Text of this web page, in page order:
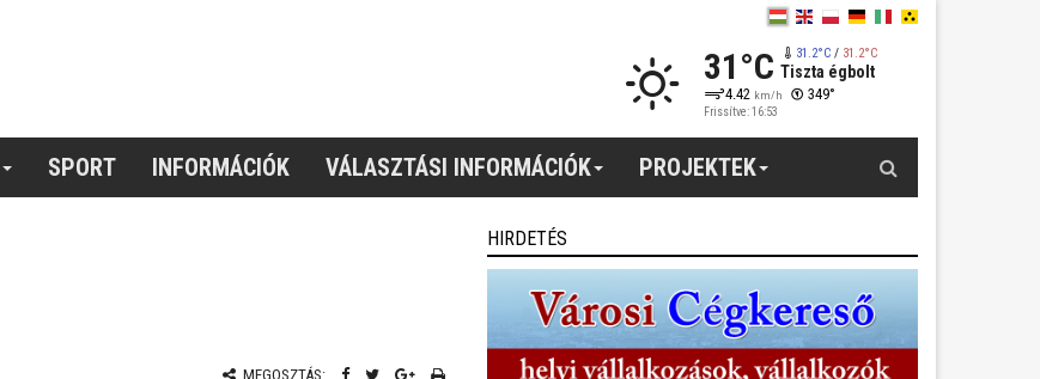
31°C 31.2°C/ 31.2°C
Tiszta égbolt
4.42 km/h 349°
Frissítve: 16:53
SPORT INFORMÁCIÓK VÁLASZTÁSI INFORMÁCIÓK PROJEKTEK
MEGOSZTÁS:
HIRDETÉS